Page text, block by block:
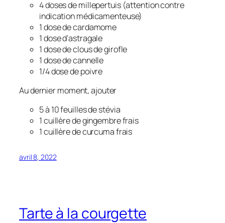
4 doses de millepertuis (attention contre
indication médicamenteuse)
1 dose de cardamome
1 dose d’astragale
1 dose de clous de girofle
1 dose de cannelle
1/4 dose de poivre
Au dernier moment, ajouter
5 à 10 feuilles de stévia
1 cuillère de gingembre frais
1 cuillère de curcuma frais
avril 8, 2022
Tarte à la courgette